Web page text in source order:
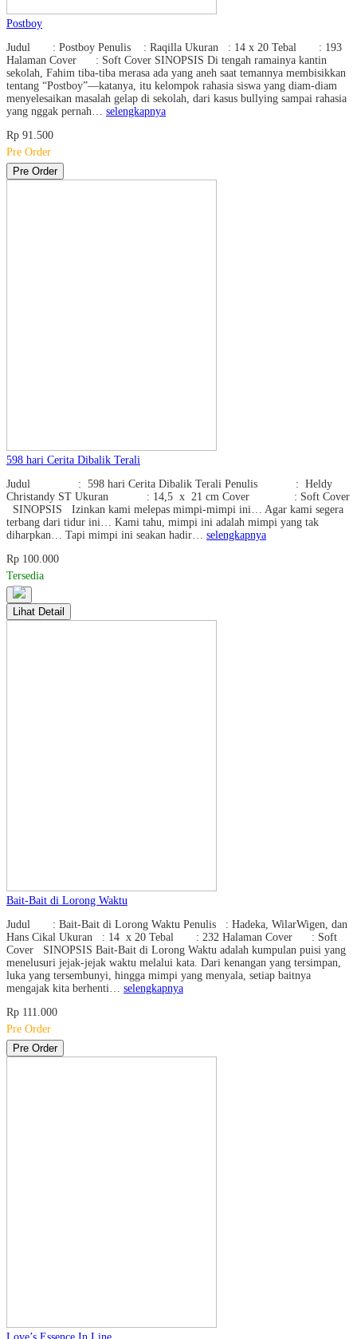
Postboy
Judul : Postboy Penulis : Raqilla Ukuran : 14 x 20 Tebal : 193
Halaman Cover : Soft Cover SINOPSIS Di tengah ramainya kantin
sekolah, Fahim tiba-tiba merasa ada yang aneh saat temannya membisikkan
tentang “Postboy”—katanya, itu kelompok rahasia siswa yang diam-diam
menyelesaikan masalah gelap di sekolah, dari kasus bullying sampai rahasia
yang nggak pernah… selengkapnya
Rp 91.500
Pre Order
Pre Order
598 hari Cerita Dibalik Terali
Judul : 598 hari Cerita Dibalik Terali Penulis : Heldy
Christandy ST Ukuran : 14,5 x 21 cm Cover : Soft Cover
SINOPSIS Izinkan kami melepas mimpi-mimpi ini… Agar kami segera
terbang dari tidur ini… Kami tahu, mimpi ini adalah mimpi yang tak
diharpkan… Tapi mimpi ini seakan hadir… selengkapnya
Rp 100.000
Tersedia
Lihat Detail
Bait-Bait di Lorong Waktu
Judul : Bait-Bait di Lorong Waktu Penulis : Hadeka, WilarWigen, dan
Hans Cikal Ukuran : 14 x 20 Tebal : 232 Halaman Cover : Soft
Cover SINOPSIS Bait-Bait di Lorong Waktu adalah kumpulan puisi yang
menelusuri jejak-jejak waktu melalui kata. Dari kenangan yang tersimpan,
luka yang tersembunyi, hingga mimpi yang menyala, setiap baitnya
mengajak kita berhenti… selengkapnya
Rp 111.000
Pre Order
Pre Order